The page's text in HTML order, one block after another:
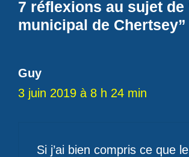
7 réflexions au sujet de
municipal de Chertsey”
Guy
3 juin 2019 à 8 h 24 min
Si j’ai bien compris ce que